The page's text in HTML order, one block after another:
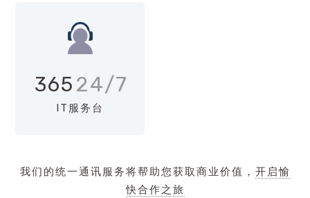
365 24/7
IT服务台
我们的统一通讯服务将帮助您获取商业价值， 开启愉
快合作之旅